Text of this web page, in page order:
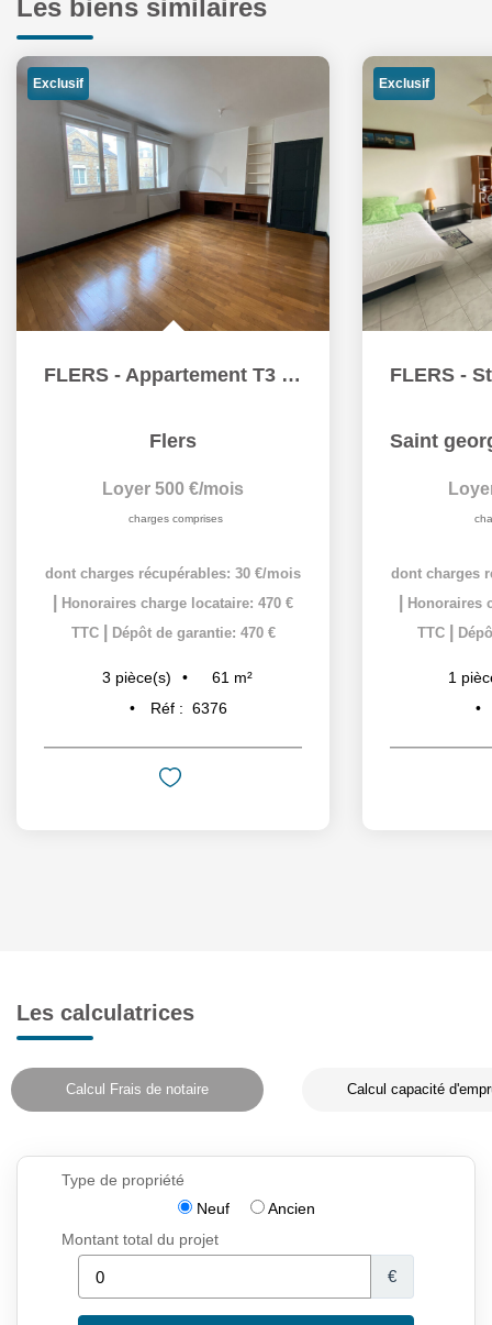
Les biens similaires
Exclusif
FLERS - Appartement T3 centre ville
Flers
Loyer 500 €/mois
charges comprises
dont charges récupérables: 30 €/mois
Honoraires charge locataire: 470 €
TTC
Dépôt de garantie: 470 €
3 pièce(s) 61 m²
Réf : 6376
Exclusif
Saint
dont charges
Honoraires
TTC
1
Les calculatrices
Calcul Frais de notaire Calcul capacité